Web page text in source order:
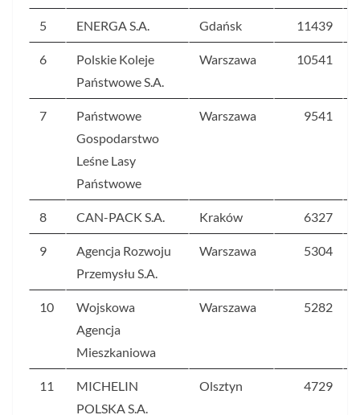
5 ENERGA S.A. Gdańsk 11439
6
Polskie Koleje
Państwowe S.A.
Warszawa 10541
7
Państwowe
Gospodarstwo
Leśne Lasy
Państwowe
Warszawa 9541
8 CAN-PACK S.A. Kraków 6327
9
Agencja Rozwoju
Przemysłu S.A.
Warszawa 5304
10
Wojskowa
Agencja
Mieszkaniowa
Warszawa 5282
11
MICHELIN
POLSKA S.A.
Olsztyn 4729